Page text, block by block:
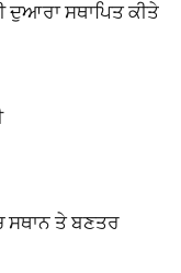
ਦੁਆਰਾ ਸਥਾਪਿਤ ਕੀਤੇ
ਸਥਾਨ ਤੇ ਬਣਤਰ